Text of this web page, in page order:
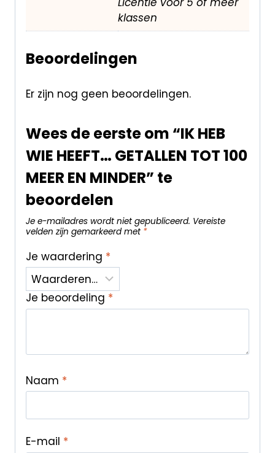
klassen
Beoordelingen
Er zijn nog geen beoordelingen.
Wees de eerste om “IK HEB
WIE HEEFT… GETALLEN TOT 100
MEER EN MINDER” te
beoordelen
Je e-mailadres wordt niet gepubliceerd. Vereiste
velden zijn gemarkeerd met *
Je waardering *
Je beoordeling *
Naam *
E-mail *